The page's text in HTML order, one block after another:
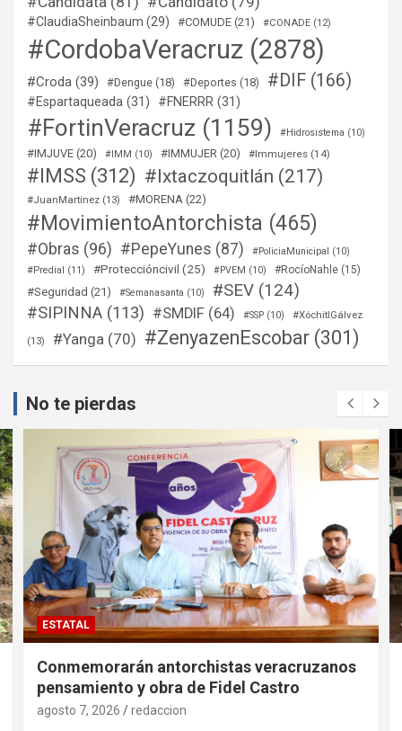
#ClaudiaSheinbaum (29) #COMUDE (21) #CONADE (12)
#CordobaVeracruz (2878)
#Croda (39) #Dengue (18) #Deportes (18) #DIF (166)
#Espartaqueada (31) #FNERRR (31)
#FortinVeracruz (1159) #Hidrosistema (10)
#IMJUVE (20) #IMM (10) #IMMUJER (20) #Immujeres (14)
#IMSS (312) #Ixtaczoquitlán (217)
#JuanMartinez (13) #MORENA (22)
#MovimientoAntorchista (465)
#Obras (96) #PepeYunes (87) #PoliciaMunicipal (10)
#Predial (11) #Proteccióncivil (25) #PVEM (10) #RocíoNahle (15)
#Seguridad (21) #Semanasanta (10) #SEV (124)
#SIPINNA (113) #SMDIF (64) #SSP (10) #XóchitlGálvez
(13) #Yanga (70) #ZenyazenEscobar (301)
No te pierdas
ESTATAL
Conmemorarán antorchistas veracruzanos
pensamiento y obra de Fidel Castro
agosto 7, 2026 redaccion